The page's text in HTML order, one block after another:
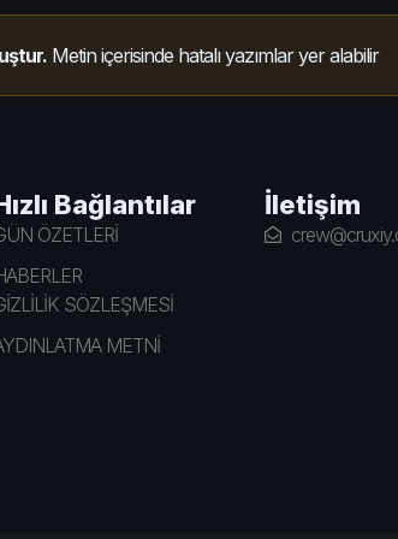
Metin içerisinde hatalı yazımlar yer alabilir
Bağlantılar
ÖZETLERİ
SÖZLEŞMESİ
METNİ
İletişim